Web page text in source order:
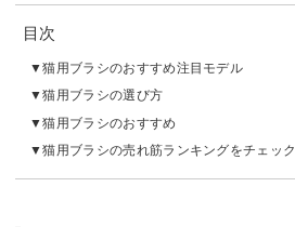
目次
猫用ブラシのおすすめ注目モデル
猫用ブラシの選び方
猫用ブラシのおすすめ
猫用ブラシの売れ筋ランキングをチェック